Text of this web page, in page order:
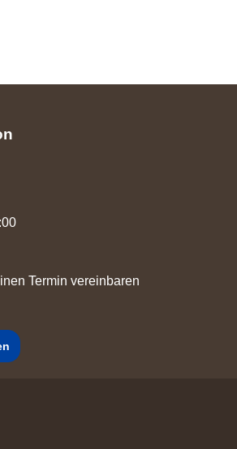
Termin vereinbaren